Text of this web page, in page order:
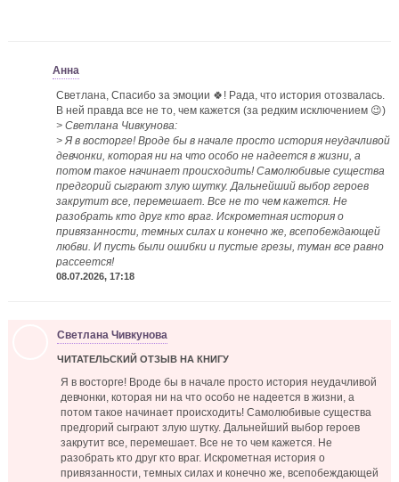
Анна
Светлана, Спасибо за эмоции 🍀! Рада, что история отозвалась.
В ней правда все не то, чем кажется (за редким исключением 😉)
> Светлана Чивкунова:
> Я в восторге! Вроде бы в начале просто история неудачливой
девчонки, которая ни на что особо не надеется в жизни, а
потом такое начинает происходить! Самолюбивые существа
предгорий сыграют злую шутку. Дальнейший выбор героев
закрутит все, перемешает. Все не то чем кажется. Не
разобрать кто друг кто враг. Искрометная история о
привязанности, темных силах и конечно же, всепобеждающей
любви. И пусть были ошибки и пустые грезы, туман все равно
рассеется!
08.07.2026, 17:18
Светлана Чивкунова
ЧИТАТЕЛЬСКИЙ ОТЗЫВ НА КНИГУ
Я в восторге! Вроде бы в начале просто история неудачливой
девчонки, которая ни на что особо не надеется в жизни, а
потом такое начинает происходить! Самолюбивые существа
предгорий сыграют злую шутку. Дальнейший выбор героев
закрутит все, перемешает. Все не то чем кажется. Не
разобрать кто друг кто враг. Искрометная история о
привязанности, темных силах и конечно же, всепобеждающей